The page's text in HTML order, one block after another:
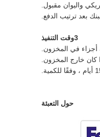
واليوان مقبول.
بعد ترتيب الدفع.
3وقت التنفيذ
حول التعبئة